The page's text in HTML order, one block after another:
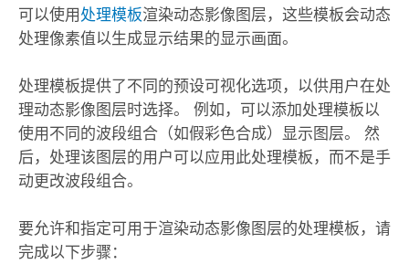
可以使用处理模板渲染动态影像图层，这些模板会动态
处理像素值以生成显示结果的显示画面。
处理模板提供了不同的预设可视化选项，以供用户在处
理动态影像图层时选择。 例如，可以添加处理模板以
使用不同的波段组合（如假彩色合成）显示图层。 然
后，处理该图层的用户可以应用此处理模板，而不是手
动更改波段组合。
要允许和指定可用于渲染动态影像图层的处理模板，请
完成以下步骤：